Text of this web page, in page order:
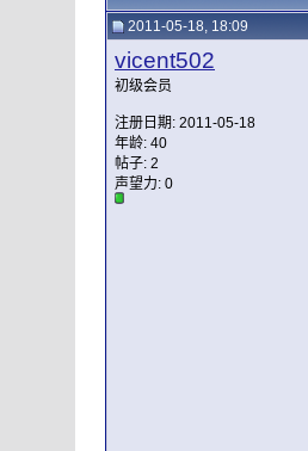
2011-05-18, 18:09
vicent502
初级会员
注册日期: 2011-05-18
年龄: 40
帖子: 2
声望力: 0